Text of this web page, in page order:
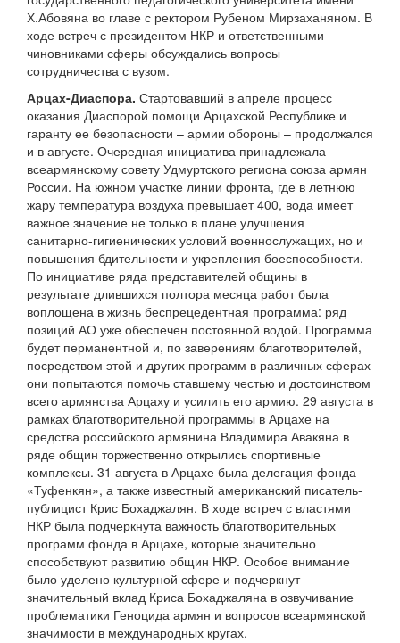
Х.Абовяна во главе с ректором Рубеном Мирзаханяном. В
ходе встреч с президентом НКР и ответственными
чиновниками сферы обсуждались вопросы
сотрудничества с вузом.
Арцах-Диаспора. Стартовавший в апреле процесс
оказания Диаспорой помощи Арцахской Республике и
гаранту ее безопасности – армии обороны – продолжался
и в августе. Очередная инициатива принадлежала
всеармянскому совету Удмуртского региона союза армян
России. На южном участке линии фронта, где в летнюю
жару температура воздуха превышает 400, вода имеет
важное значение не только в плане улучшения
санитарно-гигиенических условий военнослужащих, но и
повышения бдительности и укрепления боеспособности.
По инициативе ряда представителей общины в
результате длившихся полтора месяца работ была
воплощена в жизнь беспрецедентная программа: ряд
позиций АО уже обеспечен постоянной водой. Программа
будет перманентной и, по заверениям благотворителей,
посредством этой и других программ в различных сферах
они попытаются помочь ставшему честью и достоинством
всего армянства Арцаху и усилить его армию. 29 августа в
рамках благотворительной программы в Арцахе на
средства российского армянина Владимира Авакяна в
ряде общин торжественно открылись спортивные
комплексы. 31 августа в Арцахе была делегация фонда
«Туфенкян», а также известный американский писатель-
публицист Крис Бохаджалян. В ходе встреч с властями
НКР была подчеркнута важность благотворительных
программ фонда в Арцахе, которые значительно
способствуют развитию общин НКР. Особое внимание
было уделено культурной сфере и подчеркнут
значительный вклад Криса Бохаджаляна в озвучивание
проблематики Геноцида армян и вопросов всеармянской
значимости в международных кругах.